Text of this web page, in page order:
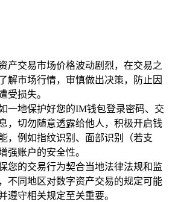
产交易市场价格波动剧烈，在交易之
解市场行情，审慎做出决策，防止因
受损失。
一地保护好您的IM钱包登录密码、交
，切勿随意透露给他人，积极开启钱
，例如指纹识别、面部识别（若支
强账户的安全性。
您的交易行为契合当地法律法规和监
不同地区对数字资产交易的规定可能
遵守相关规定至关重要。